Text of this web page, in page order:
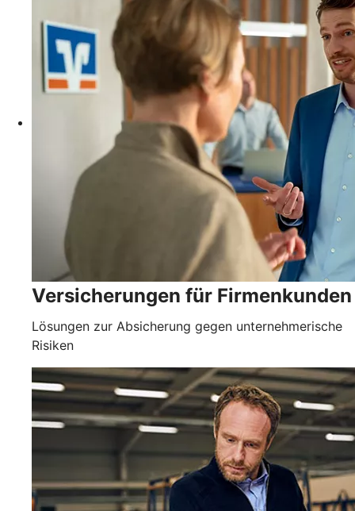
Versicherungen für Firmenkunden
Lösungen zur Absicherung gegen unternehmerische
Risiken